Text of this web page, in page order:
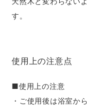
す。
使用上の注意点
■使用上の注意
・ご使用後は浴室か